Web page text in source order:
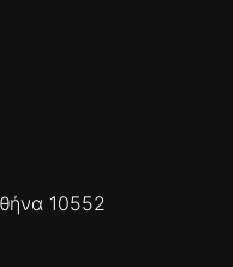
10552